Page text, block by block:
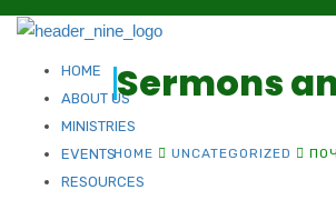
HOME
ABOUT US
MINISTRIES
EVENTS
RESOURCES
Sermons
HOME UNCATEGORIZED